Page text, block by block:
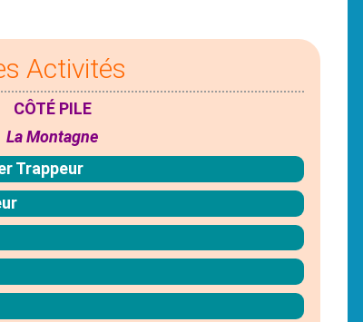
Activités
CÔTÉ PILE
La Montagne
Trappeur